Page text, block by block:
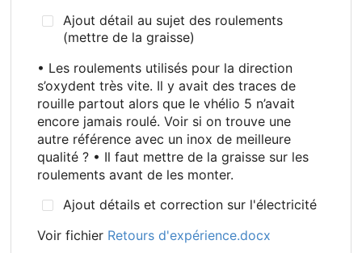
Ajout détail au sujet des roulements
(mettre de la graisse)
• Les roulements utilisés pour la direction
s’oxydent très vite. Il y avait des traces de
rouille partout alors que le vhélio 5 n’avait
encore jamais roulé. Voir si on trouve une
autre référence avec un inox de meilleure
qualité ? • Il faut mettre de la graisse sur les
roulements avant de les monter.
Ajout détails et correction sur l'électricité
Voir fichier Retours d'expérience.docx